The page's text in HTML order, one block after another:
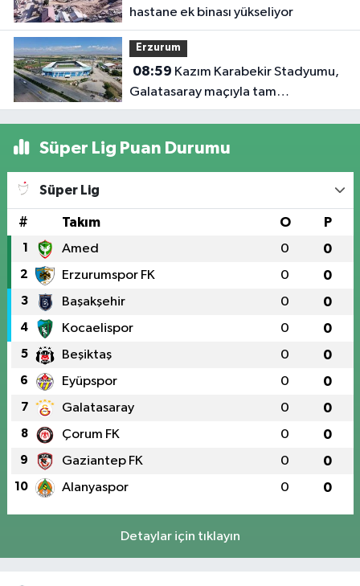
hastane ek binası yükseliyor
Erzurum
08:59
Galatasaray maçıyla tam
kapasiteyle kapılarını açacak
Süper Lig Puan Durumu
Süper Lig
# Takım O P
1 Amed 0 0
2 Erzurumspor FK 0 0
3 Başakşehir 0 0
4 Kocaelispor 0 0
5 Beşiktaş 0 0
6 Eyüpspor 0 0
7 Galatasaray 0 0
8 Çorum FK 0 0
9 Gaziantep FK 0 0
10 Alanyaspor 0 0
Detaylar için tıklayın